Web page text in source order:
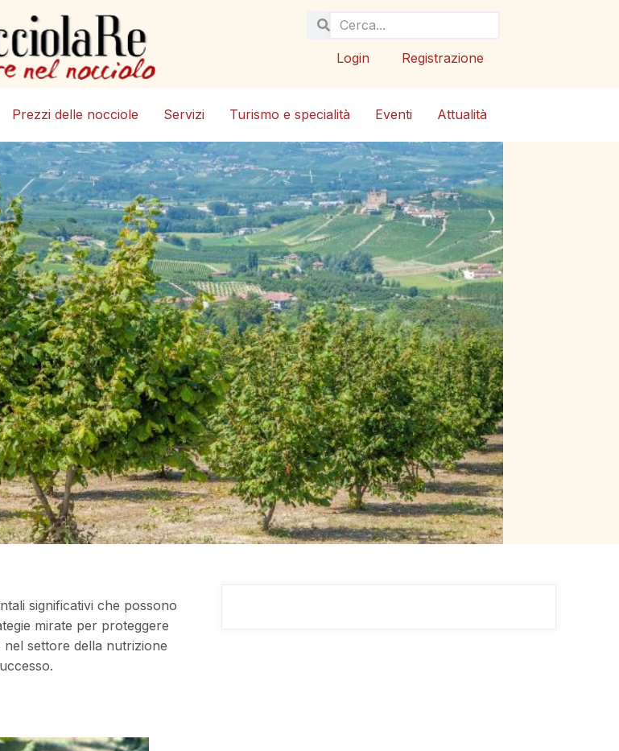
Login Registrazione
Prezzi delle nocciole Servizi Turismo e specialità Eventi Attualità
significativi che possono
mirate per proteggere
settore della nutrizione